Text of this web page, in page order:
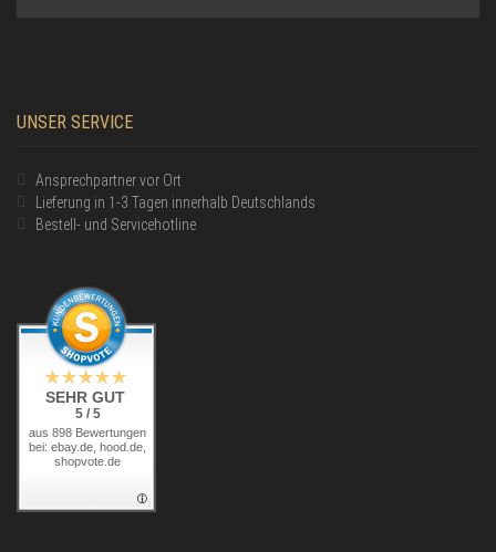
UNSER SERVICE
Ansprechpartner vor Ort
Lieferung in 1-3 Tagen innerhalb Deutschlands
Bestell- und Servicehotline
SEHR GUT
5 / 5
aus 898 Bewertungen
bei: ebay.de, hood.de,
shopvote.de